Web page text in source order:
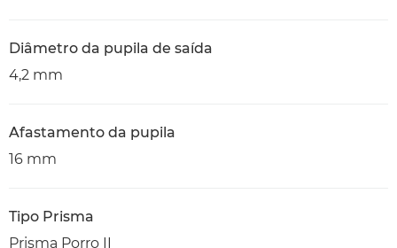
Diâmetro da pupila de saída
4,2 mm
Afastamento da pupila
16 mm
Tipo Prisma
Prisma Porro II